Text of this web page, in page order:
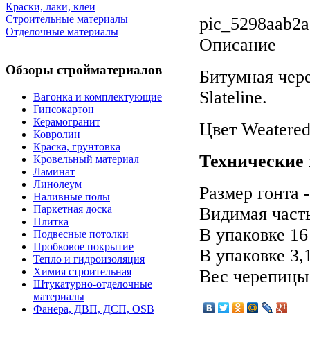
Краски, лаки, клеи
Строительные материалы
Отделочные материалы
Обзоры стройматериалов
Вагонка и комплектующие
Гипсокартон
Керамогранит
Ковролин
Краска, грунтовка
Кровельный материал
Ламинат
Линолеум
Наливные полы
Паркетная доска
Плитка
Подвесные потолки
Пробковое покрытие
Тепло и гидроизоляция
Химия строительная
Штукатурно-отделочные
материалы
Фанера, ДВП, ДСП, OSB
Описание
Битумная
Slateline.
Цвет
Размер
Видимая
В упаковке
В упаковке
Вес